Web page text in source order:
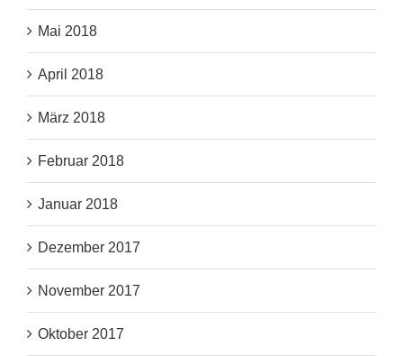
Mai 2018
April 2018
März 2018
Februar 2018
Januar 2018
Dezember 2017
November 2017
Oktober 2017